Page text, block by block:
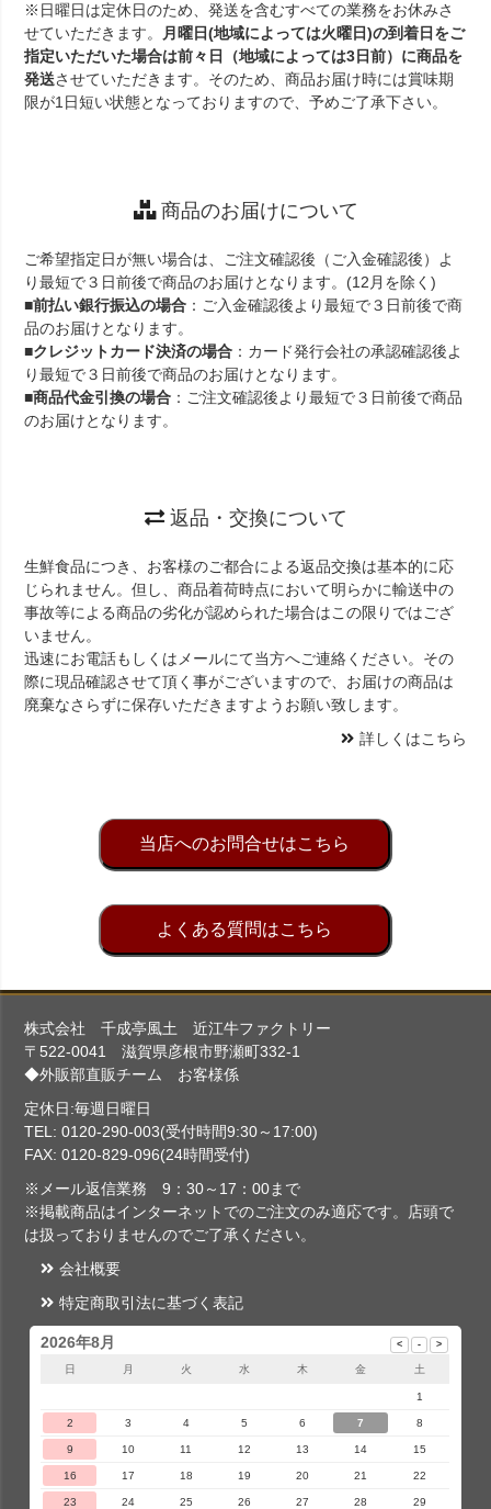
※日曜日は定休日のため、発送を含むすべての業務をお休みさ
せていただきます。
月曜日(地域によっては火曜日)の到着日をご
指定いただいた場合は前々日（地域によっては3日前）に商品を
発送させていただきます。そのため、商品お届け時には賞味期
限が1日短い状態となっておりますので、予めご了承下さい。
商品のお届けについて
ご希望指定日が無い場合は、ご注文確認後（ご入金確認後）よ
り最短で３日前後で商品のお届けとなります。(12月を除く)
■前払い銀行振込の場合 ：ご入金確認後より最短で３日前後で商
品のお届けとなります。
■クレジットカード決済の場合 ：カード発行会社の承認確認後よ
り最短で３日前後で商品のお届けとなります。
■商品代金引換の場合 ：ご注文確認後より最短で３日前後で商品
のお届けとなります。
返品・交換について
生鮮食品につき、お客様のご都合による返品交換は基本的に応
じられません。但し、商品着荷時点において明らかに輸送中の
事故等による商品の劣化が認められた場合はこの限りではござ
いません。
迅速にお電話もしくはメールにて当方へご連絡ください。その
際に現品確認させて頂く事がございますので、お届けの商品は
廃棄なさらずに保存いただきますようお願い致します。
詳しくはこちら
当店へのお問合せはこちら
よくある質問はこちら
株式会社 千成亭風土 近江牛ファクトリー
〒522-0041 滋賀県彦根市野瀬町332-1
◆外販部直販チーム お客様係
定休日:毎週日曜日
TEL: 0120-290-003(受付時間9:30～17:00)
FAX: 0120-829-096(24時間受付)
※メール返信業務 9：30～17：00まで
※掲載商品はインターネットでのご注文のみ適応です。店頭で
は扱っておりませんのでご了承ください。
会社概要
特定商取引法に基づく表記
2026年8月
日 月 火 水 木 金 土
1
2 3 4 5 6 7 8
9 10 11 12 13 14 15
16 17 18 19 20 21 22
23 24 25 26 27 28 29